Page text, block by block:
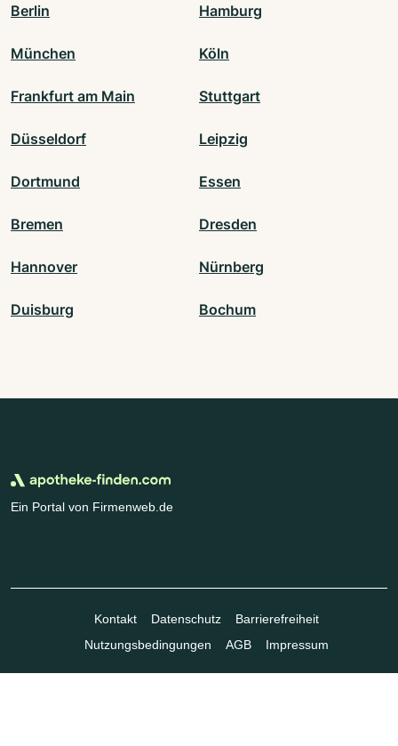
Berlin Hamburg
München Köln
Frankfurt am Main Stuttgart
Düsseldorf Leipzig
Dortmund Essen
Bremen Dresden
Hannover Nürnberg
Duisburg Bochum
Ein Portal von Firmenweb.de
Kontakt Datenschutz
Barrierefreiheit
Nutzungsbedingungen
AGB Impressum